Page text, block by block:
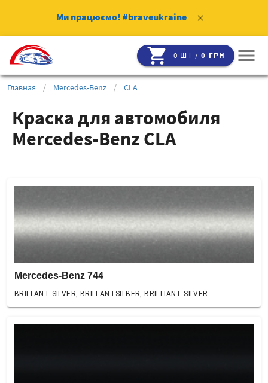
Ми працюємо! #braveukraine clear
shopping_cart 0 ШТ /0 ГРН menu
Главная / Mercedes-Benz / CLA
Краска для автомобиля
Mercedes-Benz CLA
Mercedes-Benz 744
BRILLANT SILVER, BRILLANTSILBER, BRILLIANT SILVER